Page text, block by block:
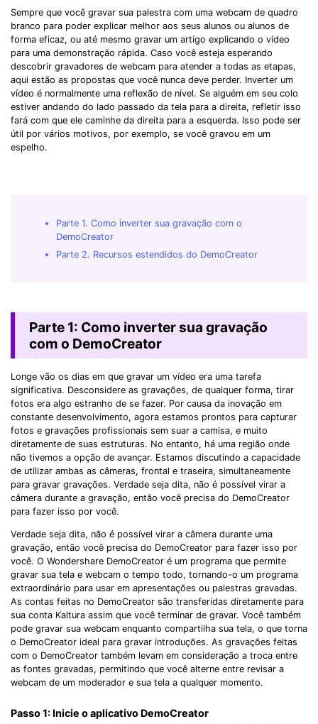
Sempre que você gravar sua palestra com uma webcam de quadro
branco para poder explicar melhor aos seus alunos ou alunos de
forma eficaz, ou até mesmo gravar um artigo explicando o vídeo
para uma demonstração rápida. Caso você esteja esperando
descobrir gravadores de webcam para atender a todas as etapas,
aqui estão as propostas que você nunca deve perder. Inverter um
vídeo é normalmente uma reflexão de nível. Se alguém em seu colo
estiver andando do lado passado da tela para a direita, refletir isso
fará com que ele caminhe da direita para a esquerda. Isso pode ser
útil por vários motivos, por exemplo, se você gravou em um
espelho.
Parte 1. Como inverter sua gravação com o
DemoCreator
Parte 2. Recursos estendidos do DemoCreator
Parte 1: Como inverter sua gravação
com o DemoCreator
Longe vão os dias em que gravar um vídeo era uma tarefa
significativa. Desconsidere as gravações, de qualquer forma, tirar
fotos era algo estranho de se fazer. Por causa da inovação em
constante desenvolvimento, agora estamos prontos para capturar
fotos e gravações profissionais sem suar a camisa, e muito
diretamente de suas estruturas. No entanto, há uma região onde
não tivemos a opção de avançar. Estamos discutindo a capacidade
de utilizar ambas as câmeras, frontal e traseira, simultaneamente
para gravar gravações. Verdade seja dita, não é possível virar a
câmera durante a gravação, então você precisa do DemoCreator
para fazer isso por você.
Verdade seja dita, não é possível virar a câmera durante uma
gravação, então você precisa do DemoCreator para fazer isso por
você. O Wondershare DemoCreator é um programa que permite
gravar sua tela e webcam o tempo todo, tornando-o um programa
extraordinário para usar em apresentações ou palestras gravadas.
As contas feitas no DemoCreator são transferidas diretamente para
sua conta Kaltura assim que você terminar de gravar. Você também
pode gravar sua webcam enquanto compartilha sua tela, o que torna
o DemoCreator ideal para gravar introduções. As gravações feitas
com o DemoCreator também levam em consideração a troca entre
as fontes gravadas, permitindo que você alterne entre revisar a
webcam de um moderador e sua tela a qualquer momento.
Passo 1: Inicie o aplicativo DemoCreator